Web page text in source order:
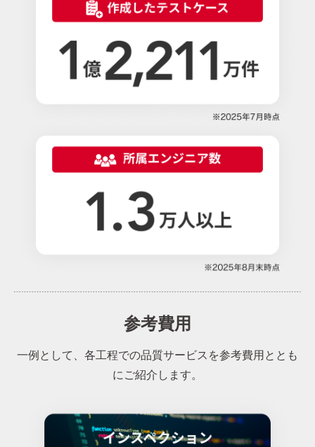
参考費用
一例として、各工程での品質サービスを参考費用ととも
にご紹介します。